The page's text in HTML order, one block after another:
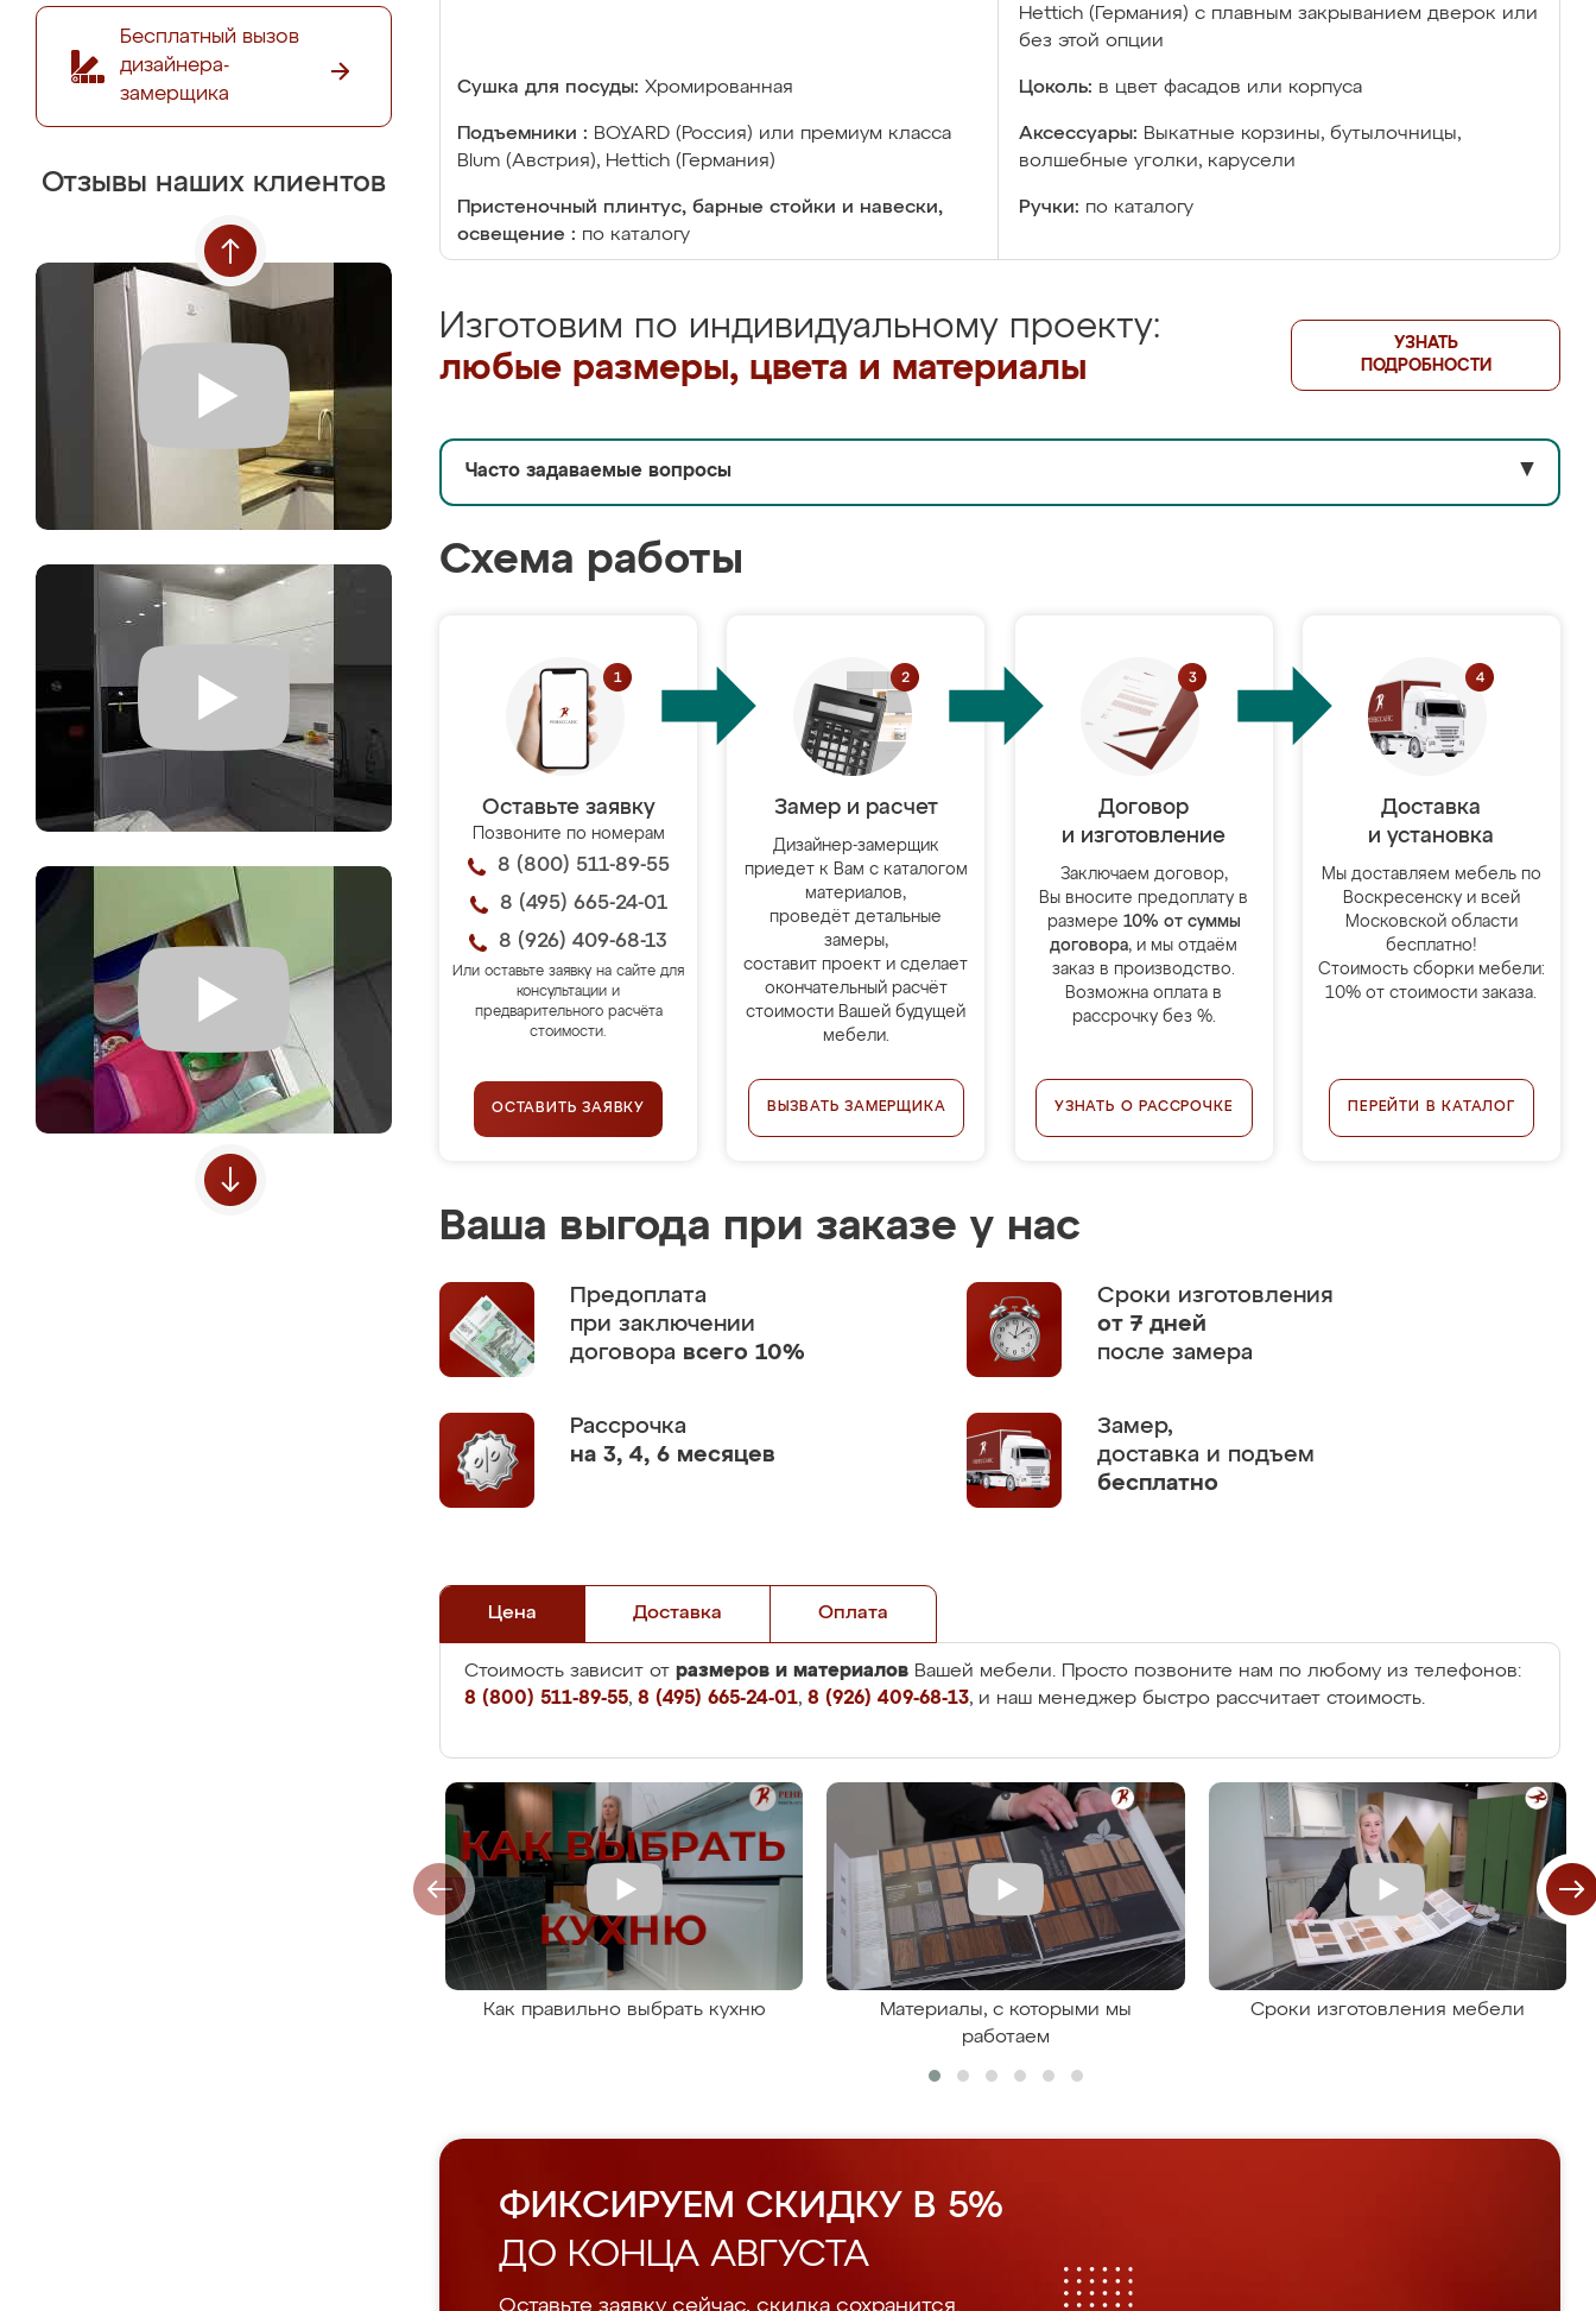
Бесплатный вызов
дизайнера-
замерщика
Отзывы наших клиентов
Hettich (Германия) с плавным закрыванием дверок или
без этой опции
Сушка для посуды: Хромированная Цоколь: в цвет фасадов или корпуса
Подъемники : BOYARD (Россия) или премиум класса
Blum (Австрия), Hettich (Германия)
Аксессуары: Выкатные корзины, бутылочницы,
волшебные уголки, карусели
Пристеночный плинтус, барные стойки и навески,
освещение : по каталогу
Ручки: по каталогу
Изготовим по индивидуальному проекту:
любые размеры, цвета и материалы
УЗНАТЬ
ПОДРОБНОСТИ
Часто задаваемые вопросы ▼
Схема работы
Оставьте заявку
Позвоните по номерам
8 (800) 511-89-55
8 (495) 665-24-01
8 (926) 409-68-13
Или оставьте заявку на сайте для
консультации и
предварительного расчёта
стоимости.
ОСТАВИТЬ ЗАЯВКУ
Замер и расчет
Дизайнер-замерщик
приедет к Вам с каталогом
материалов,
проведёт детальные
замеры,
составит проект и сделает
окончательный расчёт
стоимости Вашей будущей
мебели.
ВЫЗВАТЬ ЗАМЕРЩИКА
Договор
и изготовление
Заключаем договор,
Вы вносите предоплату в
размере 10% от суммы
договора, и мы отдаём
заказ в производство.
Возможна оплата в
рассрочку без %.
УЗНАТЬ О РАССРОЧКЕ
Доставка
и установка
Мы доставляем мебель по
Воскресенску и всей
Московской области
бесплатно!
Стоимость сборки мебели:
10% от стоимости заказа.
ПЕРЕЙТИ В КАТАЛОГ
Ваша выгода при заказе у нас
Предоплата
при заключении
договора всего 10%
Сроки изготовления
от 7 дней
после замера
Рассрочка
на 3, 4, 6 месяцев
Замер,
доставка и подъем
бесплатно
Цена Доставка Оплата
Стоимость зависит от размеров и материалов Вашей мебели. Просто позвоните нам по любому из телефонов:
8 (800) 511-89-55, 8 (495) 665-24-01, 8 (926) 409-68-13, и наш менеджер быстро рассчитает стоимость.
Как правильно выбрать кухню
Материалы, с которыми мы
работаем
Сроки изготовления мебели
ФИКСИРУЕМ СКИДКУ В 5%
ДО КОНЦА АВГУСТА
Оставьте заявку сейчас, скидка сохранится.